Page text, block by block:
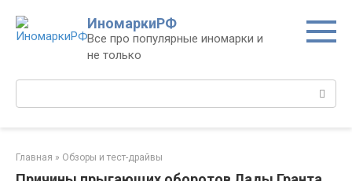
контенту
ИномаркиРФ
Все про популярные иномарки и
не только
Поиск:
Главная » Обзоры и тест-драйвы